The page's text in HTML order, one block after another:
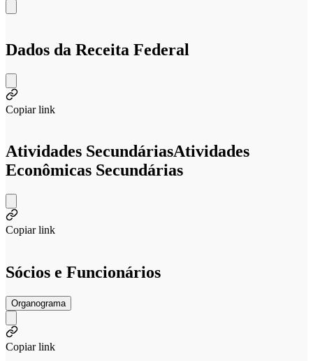
Dados da Receita Federal
Copiar link
Atividades SecundáriasAtividades
Econômicas Secundárias
Copiar link
Sócios e Funcionários
Organograma
Copiar link